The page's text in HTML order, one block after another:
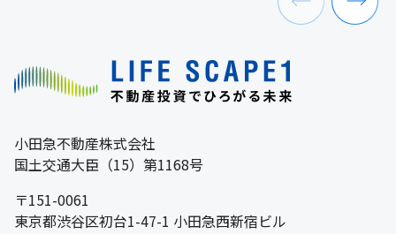
小田急不動産株式会社
国土交通大臣（15）第1168号
〒151-0061
東京都渋谷区初台1-47-1 小田急西新宿ビル